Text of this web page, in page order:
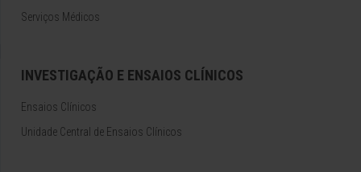
Serviços Médicos
INVESTIGAÇÃO E ENSAIOS CLÍNICOS
Ensaios Clínicos
Unidade Central de Ensaios Clínicos